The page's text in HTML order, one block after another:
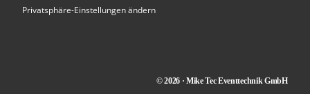
Privatsphäre-Einstellungen ändern
© 2026 · Mike Tec Eventtechnik GmbH